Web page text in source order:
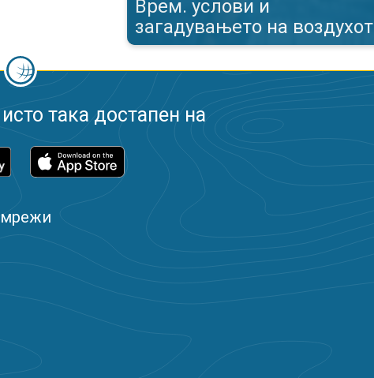
Врем. услови и
загадувањето на воздухот
така достапен на
мрежи